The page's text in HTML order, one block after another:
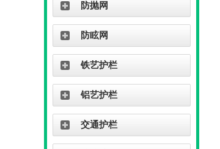
防抛网
防眩网
铁艺护栏
铝艺护栏
交通护栏